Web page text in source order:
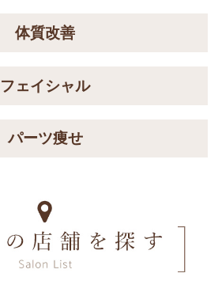
体質改善
フェイシャル
パーツ痩せ